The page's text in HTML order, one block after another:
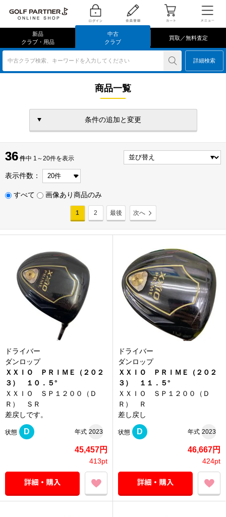
新品
クラブ・用品
中古
クラブ
買取／無料査定
中古クラブ検索、キーワードを入力してください 詳細検索
商品一覧
条件の追加と変更
36 件
36 件中 1～20件を表示
表示件数：
すべて 画像あり商品のみ
1 2 最後 次へ
ドライバー
ダンロップ
ＸＸＩＯ ＰＲＩＭＥ（２０２
３） １０．５°
ＸＸＩＯ ＳＰ１２００（Ｄ
Ｒ） ＳＲ
差戻しです。
状態 D 年式 2023
45,457円
413pt
ドライバー
ダンロップ
ＸＸＩＯ ＰＲＩＭＥ（２０２
３） １１．５°
ＸＸＩＯ ＳＰ１２００（Ｄ
Ｒ） Ｒ
差し戻し
状態 D 年式 2023
46,667円
424pt